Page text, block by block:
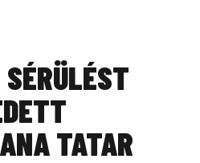
SÉRÜLÉST
TATAR